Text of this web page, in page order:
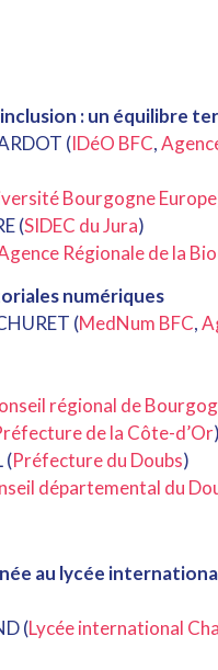
: un équilibre
(IDéO BFC,
Bourgogne Europe
(SIDEC du Jura)
Régionale de la
numériques
(MedNum BFC,
régional de
de la Côte-d’Or)
(Préfecture du Doubs)
départemental du
au lycée
(Lycée international